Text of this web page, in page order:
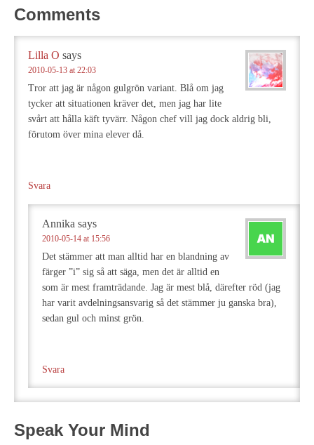
Comments
Lilla O says
2010-05-13 at 22:03
Tror att jag är någon gulgrön variant. Blå om jag
tycker att situationen kräver det, men jag har lite
svårt att hålla käft tyvärr. Någon chef vill jag dock aldrig bli,
förutom över mina elever då.
Svara
Annika says
2010-05-14 at 15:56
Det stämmer att man alltid har en blandning av
färger ”i” sig så att säga, men det är alltid en
som är mest framträdande. Jag är mest blå, därefter röd (jag
har varit avdelningsansvarig så det stämmer ju ganska bra),
sedan gul och minst grön.
Svara
Speak Your Mind